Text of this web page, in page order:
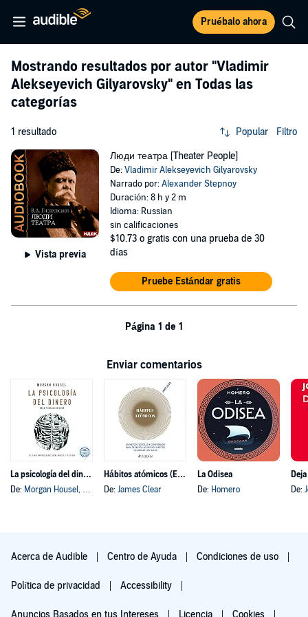
Pruébalo ahora
Mostrando resultados por autor "Vladimir
Alekseyevich Gilyarovsky" en Todas las
categorías
1 resultado Popular Filtro
Vista previa
Люди театра [Theater People]
De:Vladimir Alekseyevich Gilyarovsky
Narrado por:Alexander Stepnoy
Duración: 8 h y 2 m
Idioma: Russian
sin calificaciones
$10.73 o gratis con una prueba de 30
días
Pruebe Estándar gratis
Página 1 de 1
Enviar comentarios
La psicología del dinero
De: Morgan Housel, y otros
Hábitos atómicos (Español neutro)
De: James Clear
La Odisea
De: Homero
De:
Acerca de Audible Centro de Ayuda Condiciones de uso
Política de privacidad Accessibility
Anuncios Basados en tus Intereses Licencia Cookies